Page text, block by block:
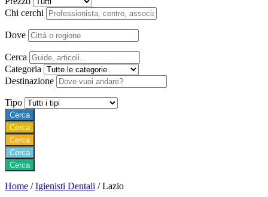
Chi cerchi
Dove
Cerca
Categoria
Destinazione
Tipo
Cerca
Cerca
Cerca
Cerca
Cerca
Home / Igienisti Dentali / Lazio